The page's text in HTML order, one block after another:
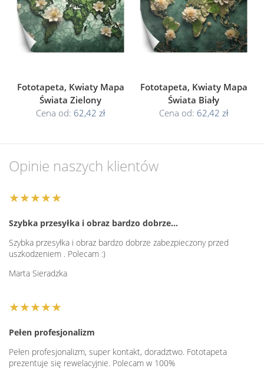
Fototapeta, Kwiaty Mapa
Świata Zielony
Cena od: 62,42 zł
Fototapeta, Kwiaty Mapa
Świata Biały
Cena od: 62,42 zł
Opinie naszych klientów
★★★★★
Szybka przesyłka i obraz bardzo dobrze…
Szybka przesyłka i obraz bardzo dobrze zabezpieczony przed
uszkodzeniem . Polecam :)
Marta Sieradzka
★★★★★
Pełen profesjonalizm
Pełen profesjonalizm, super kontakt, doradztwo. Fototapeta
prezentuje się rewelacyjnie. Polecam w 100%